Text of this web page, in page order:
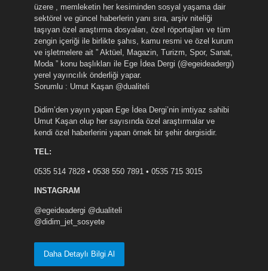
üzere , memleketin her kesiminden sosyal yaşama dair
sektörel ve güncel haberlerin yanı sıra, arşiv niteliği
taşıyan özel araştırma dosyaları, özel röportajları ve tüm
zengin içeriği ile birlikte şahıs, kamu resmi ve özel kurum
ve işletmelere ait ” Aktüel, Magazin, Turizm, Spor, Sanat,
Moda ” konu başlıkları ile Ege İdea Dergi (@egeideadergi)
yerel yayıncılık önderliği yapar.
Sorumlu : Umut Kaşan @dualiteli
Didim’den yayın yapan Ege İdea Dergi’nin imtiyaz sahibi
Umut Kaşan olup her sayısında özel araştırmalar ve
kendi özel haberlerini yapan örnek bir şehir dergisidir.
TEL:
0535 514 7828 • 0538 550 7891 • 0535 715 3015
INSTAGRAM
@egeideadergi @dualiteli
@didim_jet_sosyete
Daha Detaylı Bilgi Al